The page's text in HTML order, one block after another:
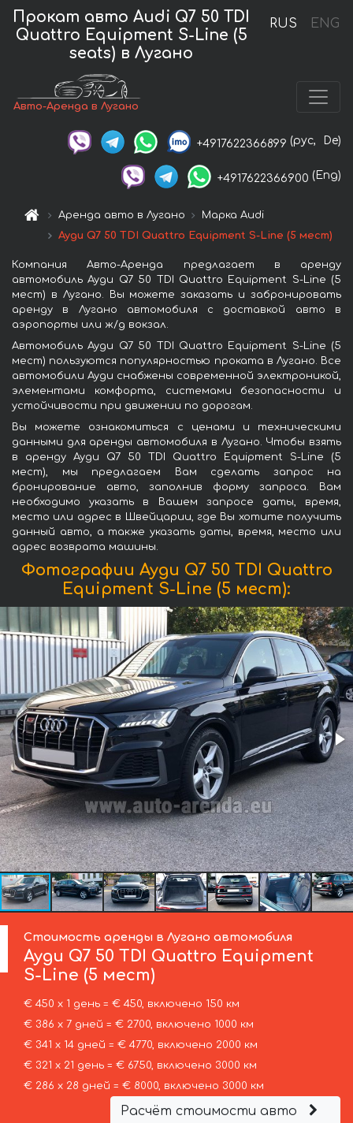
RUS ENG
Прокат авто Audi Q7 50 TDI
Quattro Equipment S-Line (5
seats) в Лугано
Авто-Аренда в Лугано
+4917622366899 (рус, De)
+4917622366900 (Eng)
Аренда авто в Лугано
Марка Audi
Ауди Q7 50 TDI Quattro Equipment S-Line (5 мест)
Компания Авто-Аренда предлагает в аренду
автомобиль Ауди Q7 50 TDI Quattro Equipment S-Line (5
мест) в Лугано. Вы можете заказать и забронировать
аренду в Лугано автомобиля с доставкой авто в
аэропорты или ж/д вокзал.
Автомобиль Ауди Q7 50 TDI Quattro Equipment S-Line (5
мест) пользуются популярностью проката в Лугано. Все
автомобили Ауди снабжены современной электроникой,
элементами комфорта, системами безопасности и
устойчивости при движении по дорогам.
Вы можете ознакомиться с ценами и техническими
данными для аренды автомобиля в Лугано. Чтобы взять
в аренду Ауди Q7 50 TDI Quattro Equipment S-Line (5
мест), мы предлагаем Вам сделать запрос на
бронирование авто, заполнив форму запроса. Вам
необходимо указать в Вашем запросе даты, время,
место или адрес в Швейцарии, где Вы хотите получить
данный авто, а также указать даты, время, место или
адрес возврата машины.
Фотографии Ауди Q7 50 TDI Quattro
Equipment S-Line (5 мест):
Стоимость аренды в Лугано автомобиля
Ауди Q7 50 TDI Quattro Equipment
S-Line (5 мест)
€ 450 х 1 день = € 450, включено 150 км
€ 386 х 7 дней = € 2700, включено 1000 км
€ 341 х 14 дней = € 4770, включено 2000 км
€ 321 х 21 день = € 6750, включено 3000 км
€ 286 х 28 дней = € 8000, включено 3000 км
Расчёт стоимости авто